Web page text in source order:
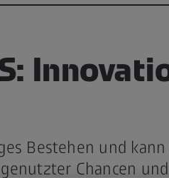
Bestehen und
Chancen